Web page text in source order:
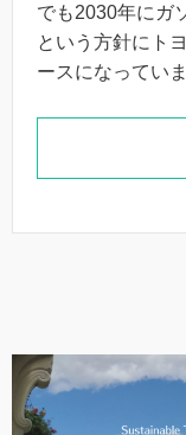
でも2030年にガ
という方針にト
ースになっていま